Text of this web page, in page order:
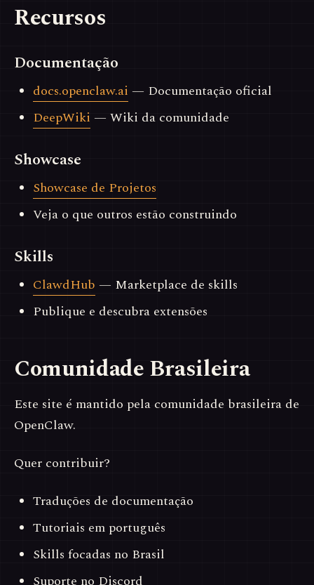
Recursos
Documentação
docs.openclaw.ai — Documentação oficial
DeepWiki — Wiki da comunidade
Showcase
Showcase de Projetos
Veja o que outros estão construindo
Skills
ClawdHub — Marketplace de skills
Publique e descubra extensões
Comunidade Brasileira
Este site é mantido pela comunidade brasileira de
OpenClaw.
Quer contribuir?
Traduções de documentação
Tutoriais em português
Skills focadas no Brasil
Suporte no Discord